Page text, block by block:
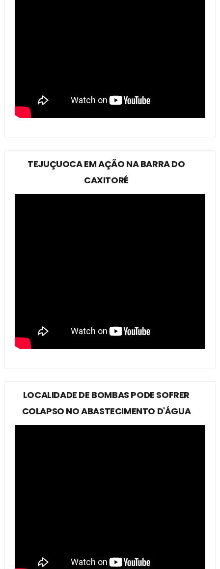
TEJUÇUOCA EM AÇÃO NA BARRA DO
CAXITORÉ
LOCALIDADE DE BOMBAS PODE SOFRER
COLAPSO NO ABASTECIMENTO D'ÁGUA